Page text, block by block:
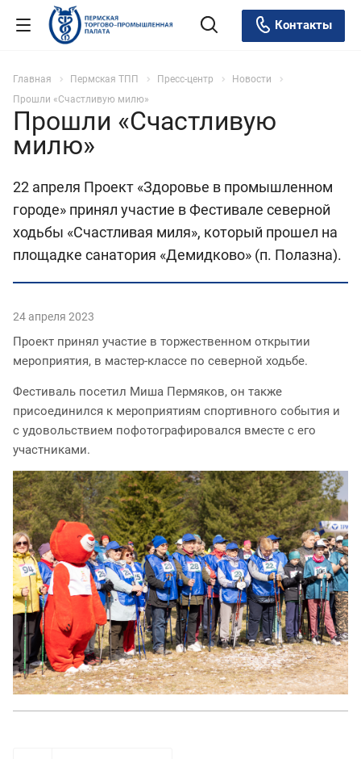
Контакты
Главная Пермская ТПП Пресс-центр
Новости
Прошли «Счастливую милю»
Прошли «Счастливую
милю»
22 апреля Проект «Здоровье в промышленном
городе» принял участие в Фестивале северной
ходьбы «Счастливая миля», который прошел на
площадке санатория «Демидково» (п. Полазна).
24 апреля 2023
Проект принял участие в торжественном открытии
мероприятия, в мастер-классе по северной ходьбе.
Фестиваль посетил Миша Пермяков, он также
присоединился к мероприятиям спортивного события и
с удовольствием пофотографировался вместе с его
участниками.